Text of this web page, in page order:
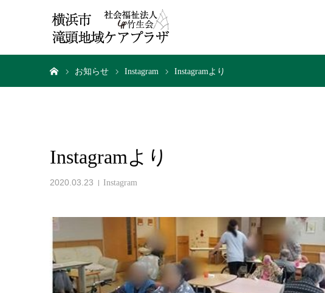
お知らせ Instagram Instagramより
Instagramより
2020.03.23 Instagram